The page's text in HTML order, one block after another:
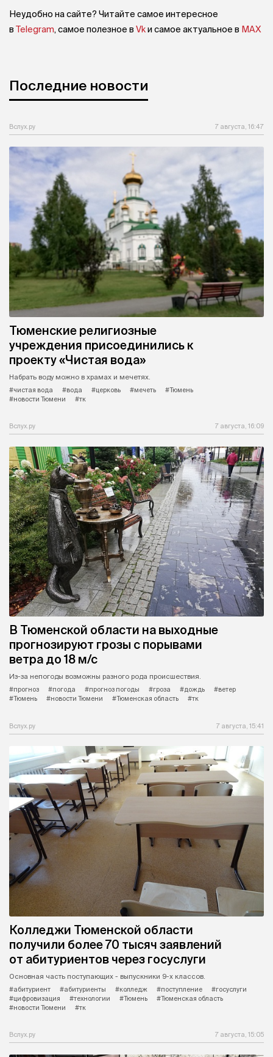
Неудобно на сайте? Читайте самое интересное
в Telegram, самое полезное в Vkи самое актуальное в MAX
Последние новости
Вслух.ру 7 августа, 16:47
Тюменские религиозные
учреждения присоединились к
проекту «Чистая вода»
Набрать воду можно в храмах и мечетях.
#чистая вода
#вода #церковь #мечеть
#Тюмень
#новости Тюмени
#тк
Вслух.ру 7 августа, 16:09
В Тюменской области на выходные
прогнозируют грозы с порывами
ветра до 18 м/с
Из-за непогоды возможны разного рода происшествия.
#прогноз
#погода #прогноз погоды #гроза #дождь
#ветер
#Тюмень
#новости Тюмени #Тюменская область #тк
Вслух.ру 7 августа, 15:41
Колледжи Тюменской области
получили более 70 тысяч заявлений
от абитуриентов через госуслуги
Основная часть поступающих - выпускники 9-х классов.
#абитуриент
#абитуриенты #колледж #поступление
#госуслуги
#цифровизация
#технологии #Тюмень
#Тюменская область
#новости Тюмени
#тк
Вслух.ру 7 августа, 15:05